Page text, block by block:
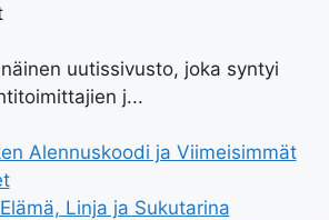
uutissivusto, joka syntyi
j...
Alennuskoodi ja Viimeisimmät
Linja ja Sukutarina